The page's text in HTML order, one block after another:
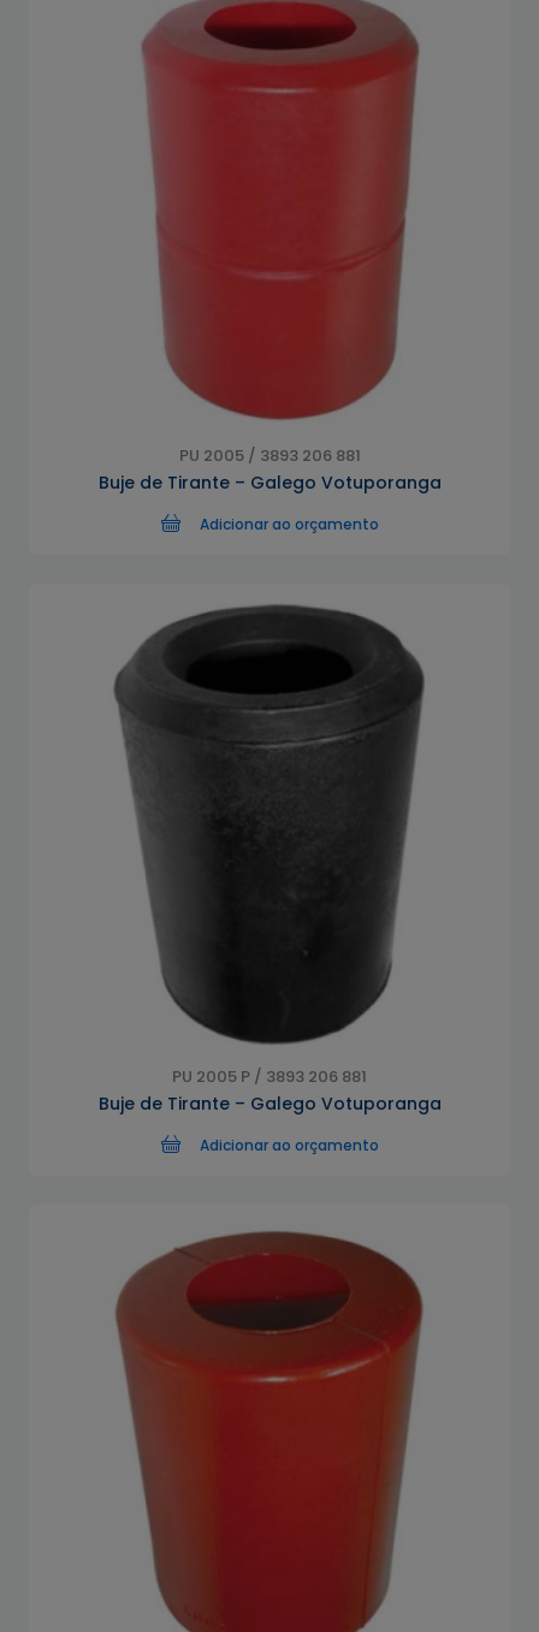
PU 2005 / 3893 206 881
Buje de Tirante – Galego Votuporanga
Adicionar ao orçamento
PU 2005 P / 3893 206 881
Buje de Tirante – Galego Votuporanga
Adicionar ao orçamento